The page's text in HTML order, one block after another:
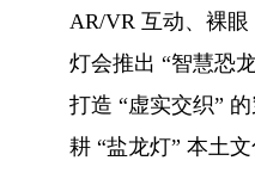
AR/VR 互动、裸
灯会推出 “智慧恐
打造 “虚实交织”
耕 “盐龙灯” 本土